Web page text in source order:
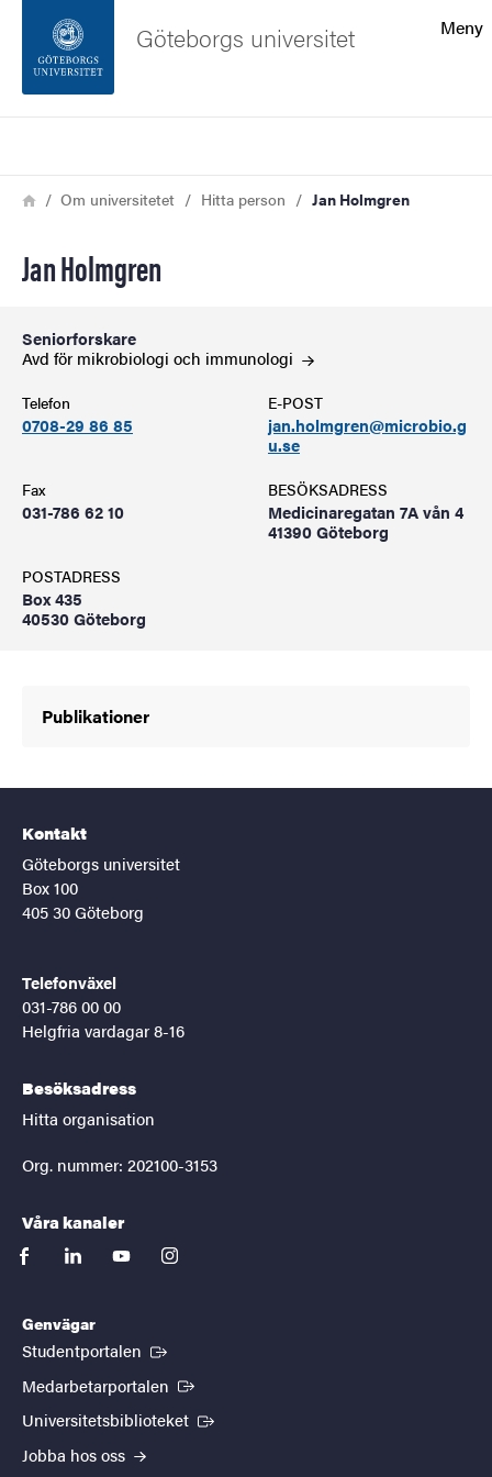
Sidfoten
Meny
Göteborgs universitet
Länkstig
HemOm universitetet Hitta person Jan Holmgren
Jan Holmgren
Seniorforskare
Avd för mikrobiologi och immunologi
Telefon
0708-29 86 85
E-POST
jan.holmgren@microbio.g
u.se
Fax
031-786 62 10
BESÖKSADRESS
Medicinaregatan 7A vån 4
41390 Göteborg
POSTADRESS
Box 435
40530 Göteborg
Publikationer
Kontakt
Göteborgs universitet
Box 100
405 30 Göteborg
Telefonväxel
031-786 00 00
Helgfria vardagar 8-16
Besöksadress
Hitta organisation
Org. nummer: 202100-3153
Våra kanaler
facebooklinkedinyoutubeinstagram
Genvägar
Studentportalen (Extern länk)
Medarbetarportalen (Extern länk)
Universitetsbiblioteket (Extern länk)
Jobba hos oss